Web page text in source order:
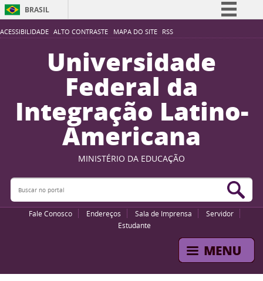
ACESSIBILIDADE ALTO CONTRASTE MAPA DO SITE RSS
BRASIL
Simplifique!
Participe
Acesso à informação
Legislação
Canais
Universidade
Federal da
Integração Latino-
Americana
MINISTÉRIO DA EDUCAÇÃO
Buscar no portal
Fale Conosco Endereços Sala de Imprensa
Servidor
Estudante